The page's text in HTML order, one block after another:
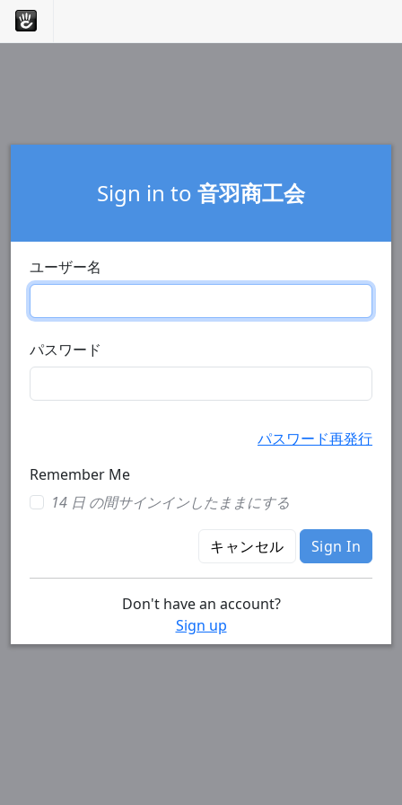
Sign in to 音羽商工会
ユーザー名
パスワード
パスワード再発行
Remember Me
14 日 の間サインインしたままにする
キャンセル Sign In
Don't have an account?
Sign up